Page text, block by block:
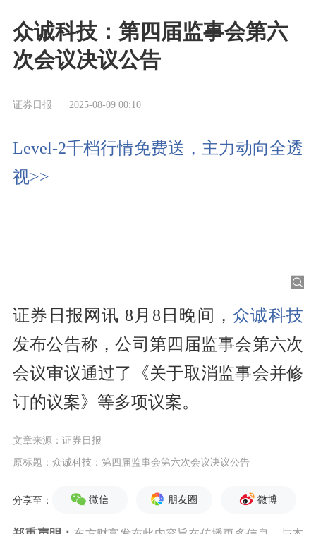
众诚科技：第四届监事会第六
次会议决议公告
证券日报 2025-08-09 00:10
Level-2千档行情免费送，主力动向全透
视>>
证券日报网讯 8月8日晚间，众诚科技
发布公告称，公司第四届监事会第六次
会议审议通过了《关于取消监事会并修
订的议案》等多项议案。
文章来源：证券日报
原标题：众诚科技：第四届监事会第六次会议决议公告
分享至： 微信 朋友圈 微博